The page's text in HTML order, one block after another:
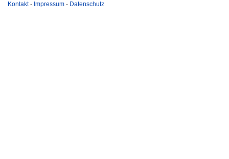
Kontakt- Impressum - Datenschutz